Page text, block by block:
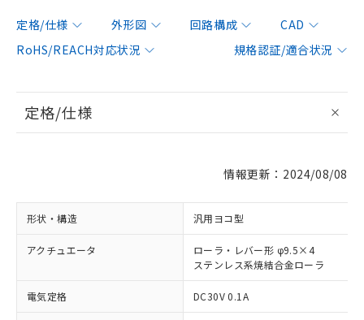
定格/仕様 外形図 回路構成
CAD
RoHS/REACH対応状況
規格認証/適合状況
定格/仕様
情報更新：2024/08/08
形状・構造 汎用ヨコ型
アクチュエータ
ローラ・レバー形 φ9.5×4
ステンレス系焼結合金ローラ
電気定格 DC30V 0.1A